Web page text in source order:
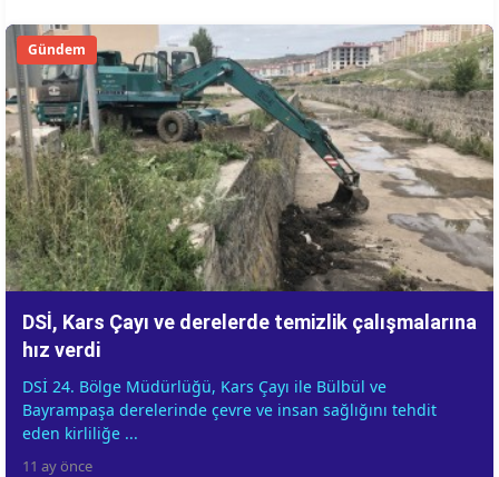
Gündem
DSİ, Kars Çayı ve derelerde temizlik çalışmalarına
hız verdi
DSİ 24. Bölge Müdürlüğü, Kars Çayı ile Bülbül ve
Bayrampaşa derelerinde çevre ve insan sağlığını tehdit
eden kirliliğe ...
11 ay önce